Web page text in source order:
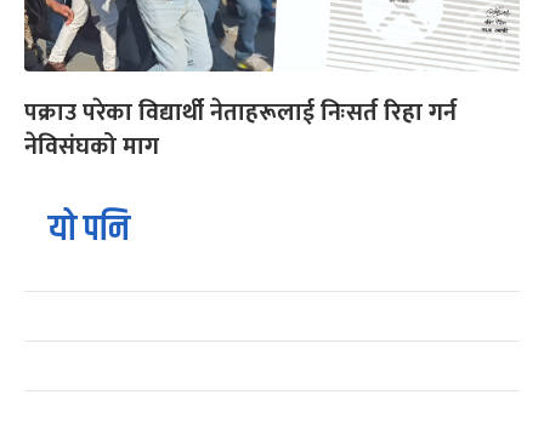
पक्राउ परेका विद्यार्थी नेताहरूलाई निःसर्त रिहा गर्न
नेविसंघको माग
यो पनि